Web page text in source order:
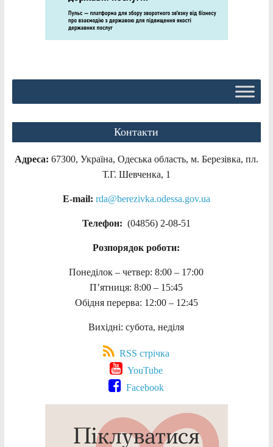
Контакти
Адреса: 67300, Україна, Одеська область, м. Березівка, пл.
Т.Г. Шевченка, 1
E-mail: rda@berezivka.odessa.gov.ua
Телефон: (04856) 2-08-51
Розпорядок роботи:
Понеділок – четвер: 8:00 – 17:00
П’ятниця: 8:00 – 15:45
Обідня перерва: 12:00 – 12:45
Вихідні: субота, неділя
RSS стрічка
YouTube
Facebook